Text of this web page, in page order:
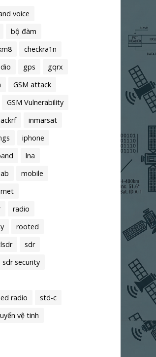
voice
bộ đàm
checkra1n
gps
gqrx
GSM attack
GSM Vulnerability
inmarsat
iphone
lna
mobile
radio
rooted
sdr
sdr security
radio
std-c
vệ tinh